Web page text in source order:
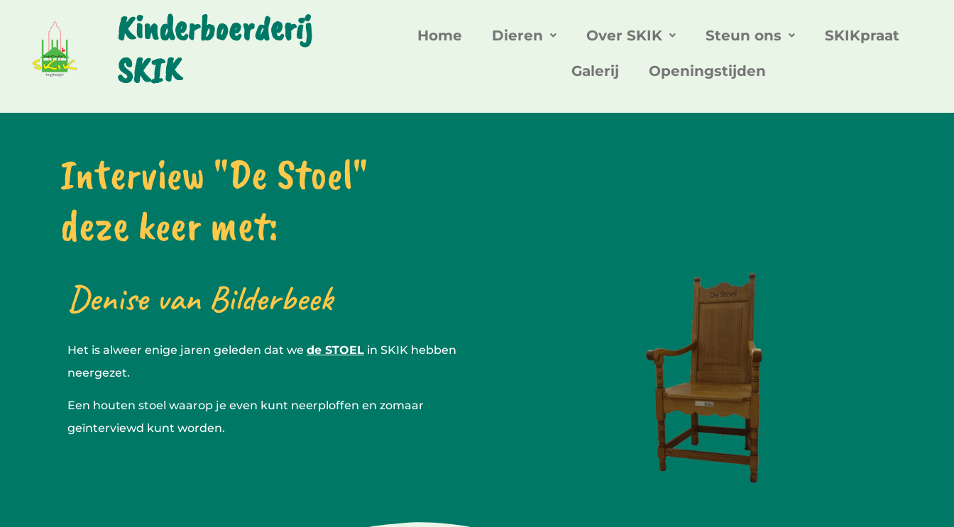
Kinderboerderij
SKIK
Home Dieren Over SKIK Steun ons SKIKpraat
Galerij Openingstijden
Interview "De Stoel"
deze keer met:
Denise van Bilderbeek
Het is alweer enige jaren geleden dat we de STOEL in SKIK hebben
neergezet.
Een houten stoel waarop je even kunt neerploffen en zomaar
geïnterviewd kunt worden.